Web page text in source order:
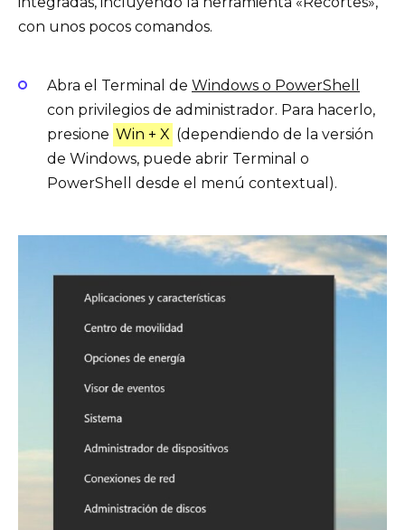
con unos pocos comandos.
Abra el Terminal de Windows o PowerShell
con privilegios de administrador. Para hacerlo,
presione Win + X (dependiendo de la versión
de Windows, puede abrir Terminal o
PowerShell desde el menú contextual).